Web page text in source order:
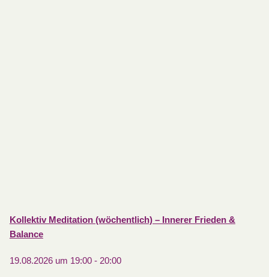
Kollektiv Meditation (wöchentlich) – Innerer Frieden &
Balance
19.08.2026 um 19:00- 20:00